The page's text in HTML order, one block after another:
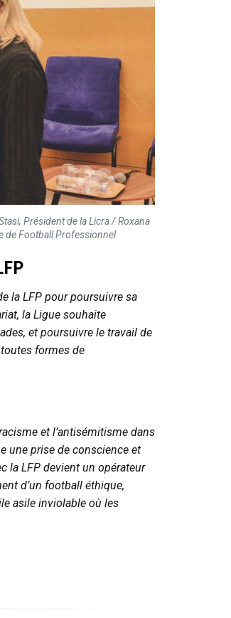
Président de la Licra / Roxana
de Football Professionnel
la LFP pour poursuivre sa
la Ligue souhaite
et poursuivre le travail de
formes de
et l’antisémitisme dans
une prise de conscience et
la LFP devient un opérateur
d’un football éthique,
asile inviolable où les